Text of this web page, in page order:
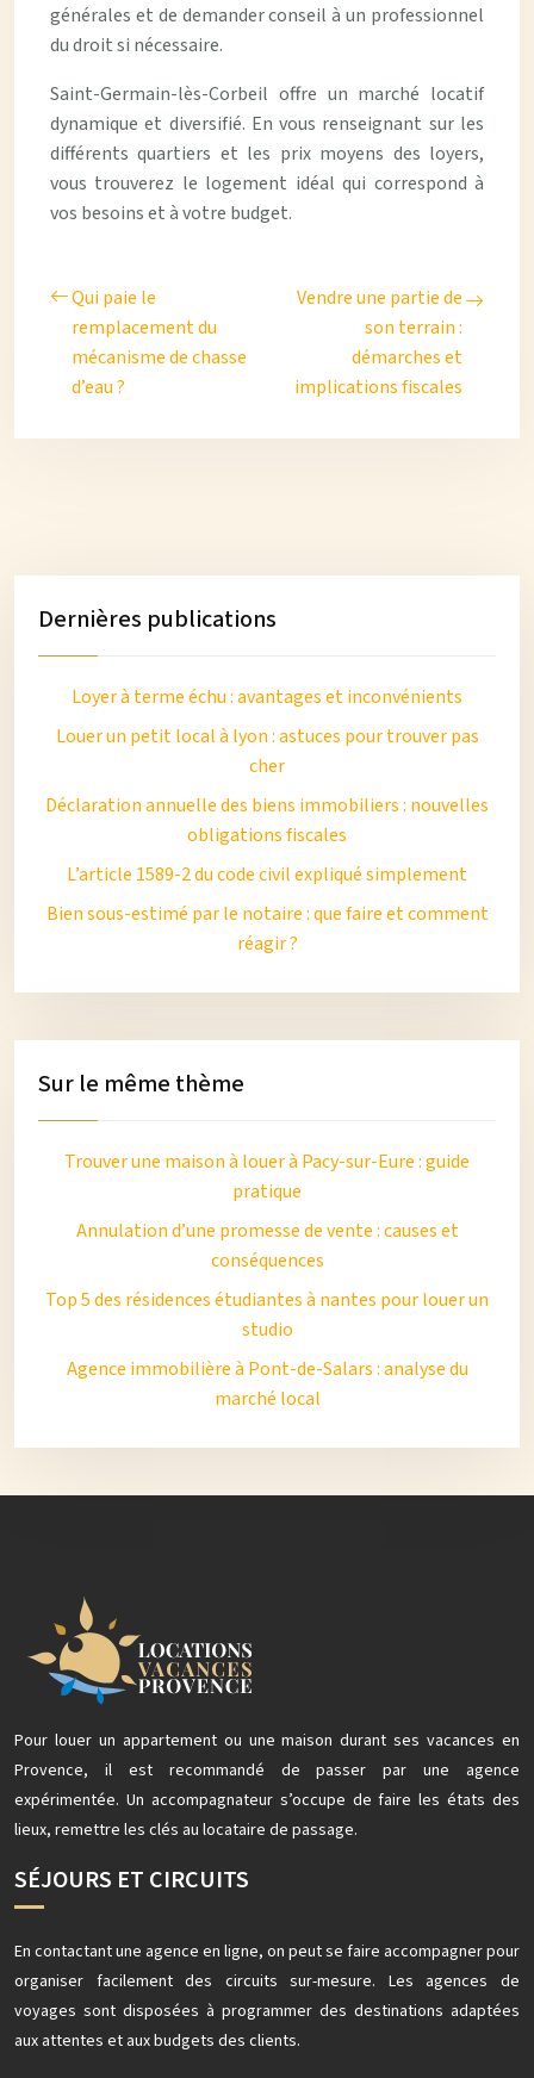
générales et de demander conseil à un professionnel
du droit si nécessaire.
Saint-Germain-lès-Corbeil offre un marché locatif
dynamique et diversifié. En vous renseignant sur les
différents quartiers et les prix moyens des loyers,
vous trouverez le logement idéal qui correspond à
vos besoins et à votre budget.
Qui paie le
remplacement du
mécanisme de chasse
d’eau ?
Vendre une partie de
son terrain :
démarches et
implications fiscales
Dernières publications
Loyer à terme échu : avantages et inconvénients
Louer un petit local à lyon : astuces pour trouver pas
cher
Déclaration annuelle des biens immobiliers : nouvelles
obligations fiscales
L’article 1589-2 du code civil expliqué simplement
Bien sous-estimé par le notaire : que faire et comment
réagir ?
Sur le même thème
Trouver une maison à louer à Pacy-sur-Eure : guide
pratique
Annulation d’une promesse de vente : causes et
conséquences
Top 5 des résidences étudiantes à nantes pour louer un
studio
Agence immobilière à Pont-de-Salars : analyse du
marché local
Pour louer un appartement ou une maison durant ses vacances en
Provence, il est recommandé de passer par une agence
expérimentée. Un accompagnateur s’occupe de faire les états des
lieux, remettre les clés au locataire de passage.
SÉJOURS ET CIRCUITS
En contactant une agence en ligne, on peut se faire accompagner pour
organiser facilement des circuits sur-mesure. Les agences de
voyages sont disposées à programmer des destinations adaptées
aux attentes et aux budgets des clients.